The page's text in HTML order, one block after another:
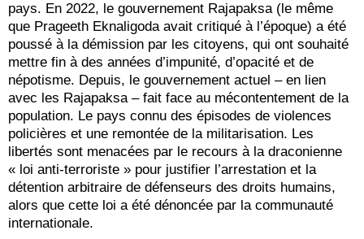
pays. En 2022, le gouvernement Rajapaksa (le même
que Prageeth Eknaligoda avait critiqué à l’époque) a été
poussé à la démission par les citoyens, qui ont souhaité
mettre fin à des années d’impunité, d’opacité et de
népotisme. Depuis, le gouvernement actuel – en lien
avec les Rajapaksa – fait face au mécontentement de la
population. Le pays connu des épisodes de violences
policières et une remontée de la militarisation. Les
libertés sont menacées par le recours à la draconienne
« loi anti-terroriste » pour justifier l’arrestation et la
détention arbitraire de défenseurs des droits humains,
alors que cette loi a été dénoncée par la communauté
internationale.